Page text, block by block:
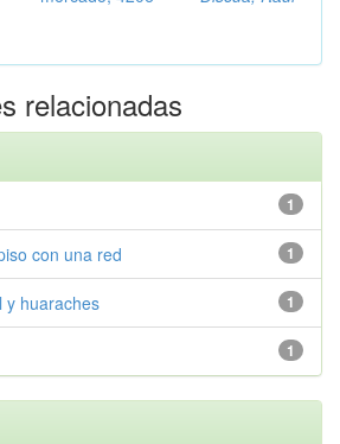
relacionadas
1
1
con una red
1
y huaraches
1